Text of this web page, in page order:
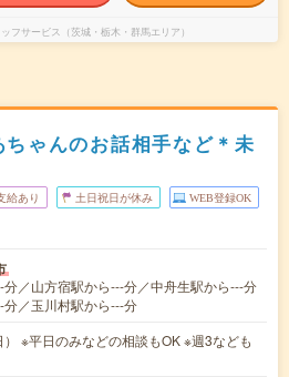
フサービス（茨城・栃木・群馬エリア）
ゃんのお話相手など＊未
給あり 土日祝日が休み WEB登録OK
／山方宿駅から---分／中舟生駅から---分
分／玉川村駅から---分
※平日のみなどの相談もOK ※週3なども